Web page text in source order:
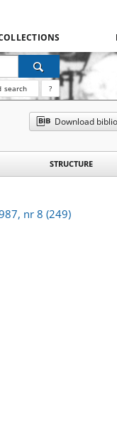
search ?
Download
STRUCTURE
nr 8 (249)